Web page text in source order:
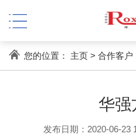
您的位置： 主页> 合作客户
华强
发布日期：2020-06-23